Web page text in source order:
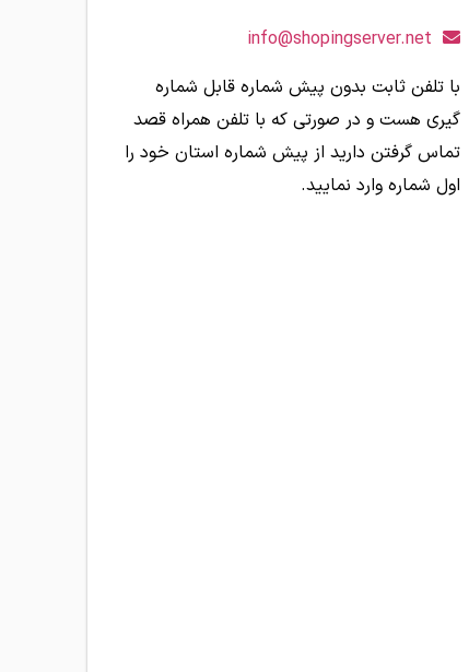
با تلفن ثابت بدون پیش شماره قابل شماره
گیری هست و در صورتی که با تلفن همراه قصد
تماس گرفتن دارید از پیش شماره استان خود را
اول شماره وارد نمایید.